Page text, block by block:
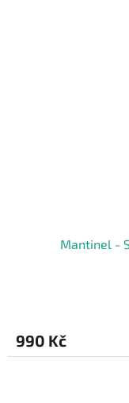
Mantinel -
990 Kč